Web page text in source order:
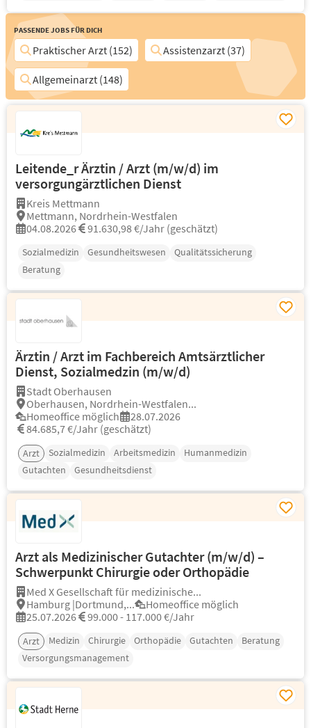
Passende Jobs für Dich
Praktischer Arzt (152)
Assistenzarzt (37)
Allgemeinarzt (148)
Leitende_r Ärztin / Arzt (m/w/d) im
versorgungärztlichen Dienst
Kreis Mettmann
Mettmann, Nordrhein-Westfalen
04.08.2026
91.630,98 €/Jahr (geschätzt)
Sozialmedizin Gesundheitswesen
Qualitätssicherung
Beratung
Ärztin / Arzt im Fachbereich Amtsärztlicher
Dienst, Sozialmedzin (m/w/d)
Stadt Oberhausen
Oberhausen, Nordrhein-Westfalen...
Homeoffice möglich
28.07.2026
84.685,7 €/Jahr (geschätzt)
Arzt Sozialmedizin Arbeitsmedizin
Humanmedizin
Gutachten
Gesundheitsdienst
Arzt als Medizinischer Gutachter (m/w/d) –
Schwerpunkt Chirurgie oder Orthopädie
Med X Gesellschaft für medizinische...
Hamburg |Dortmund,...
Homeoffice möglich
25.07.2026
99.000 - 117.000 €/Jahr
Arzt Medizin Chirurgie Orthopädie Gutachten
Beratung
Versorgungsmanagement